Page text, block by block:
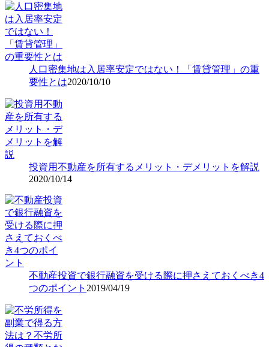
人口密集地は入居率安定ではない！「賃貸管理」の重
要性とは2020/10/10
投資用不動産を所有するメリット・デメリットを解説
2020/10/14
不動産投資で銀行融資を受ける際に押さえておくべき4
つのポイント 2019/04/19